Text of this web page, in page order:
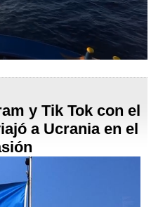
y Tik Tok con el
a Ucrania en el